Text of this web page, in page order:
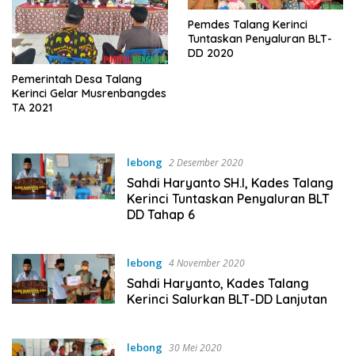
Pemerintah Desa Talang
Kerinci Gelar Musrenbangdes
TA 2021
Pemdes Talang Kerinci
Tuntaskan Penyaluran BLT-
DD 2020
lebong 2 Desember 2020
Sahdi Haryanto SH.I, Kades Talang
Kerinci Tuntaskan Penyaluran BLT
DD Tahap 6
lebong 4 November 2020
Sahdi Haryanto, Kades Talang
Kerinci Salurkan BLT-DD Lanjutan
lebong 30 Mei 2020